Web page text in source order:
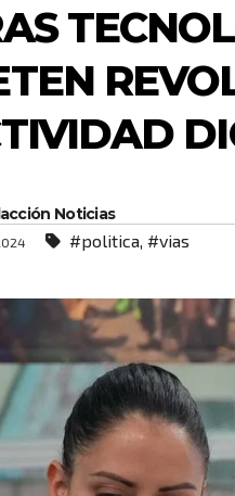
Noticias
#politica #vias